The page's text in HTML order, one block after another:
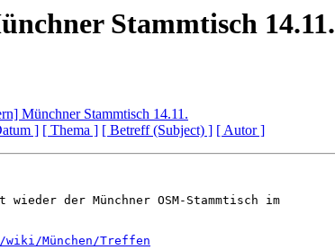
Stammtisch 14.11.
Münchner Stammtisch 14.11.
] [ Thema ] [ Betreff (Subject) ] [ Autor ]
der Münchner OSM-Stammtisch im
München/Treffen